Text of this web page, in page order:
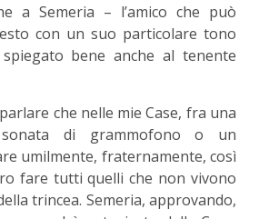
a Semeria – l’amico che può
con un suo particolare tono
bene anche al tenente
che nelle mie Case, fra una
di grammofono o un
umilmente, fraternamente, così
fare tutti quelli che non vivono
trincea. Semeria, approvando,